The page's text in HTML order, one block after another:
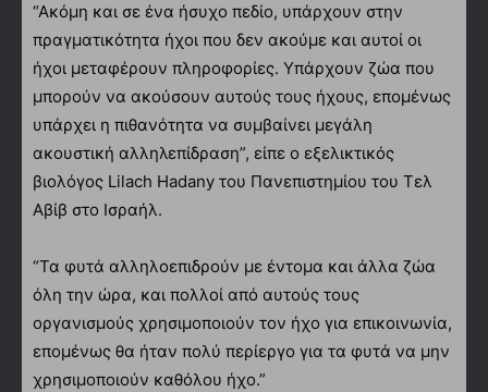
“Ακόμη και σε ένα ήσυχο πεδίο, υπάρχουν στην
πραγματικότητα ήχοι που δεν ακούμε και αυτοί οι
ήχοι μεταφέρουν πληροφορίες. Υπάρχουν ζώα που
μπορούν να ακούσουν αυτούς τους ήχους, επομένως
υπάρχει η πιθανότητα να συμβαίνει μεγάλη
ακουστική αλληλεπίδραση”, είπε ο εξελικτικός
βιολόγος Lilach Hadany του Πανεπιστημίου του Τελ
Αβίβ στο Ισραήλ.
“Τα φυτά αλληλοεπιδρούν με έντομα και άλλα ζώα
όλη την ώρα, και πολλοί από αυτούς τους
οργανισμούς χρησιμοποιούν τον ήχο για επικοινωνία,
επομένως θα ήταν πολύ περίεργο για τα φυτά να μην
χρησιμοποιούν καθόλου ήχο.”